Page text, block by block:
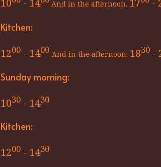
And in the afternoon.
Kitchen:
1200 - 1400 And in the afternoon. 1830 -
Sunday morning:
1030 - 1430
Kitchen:
1200 - 1430